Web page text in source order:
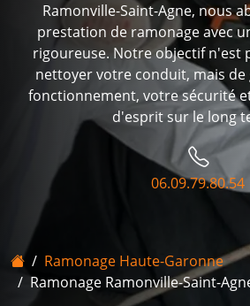
Ramonville-Saint-Agne, nous
prestation de ramonage avec
rigoureuse. Notre objectif n'est
nettoyer votre conduit, mais
fonctionnement, votre sécurité
d'esprit sur le long
06.09.79.80.54
Accueil
Ramonage Haute-Garonne
Ramonage Ramonville-Saint-